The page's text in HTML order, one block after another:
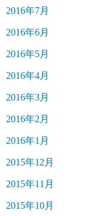
2016年7月
2016年6月
2016年5月
2016年4月
2016年3月
2016年2月
2016年1月
2015年12月
2015年11月
2015年10月